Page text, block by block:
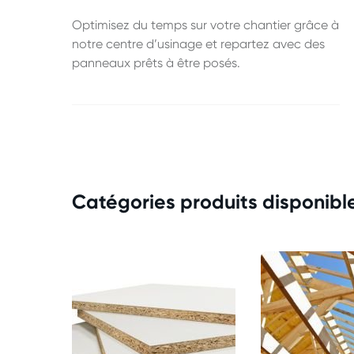
Optimisez du temps sur votre chantier grâce à
notre centre d’usinage et repartez avec des
panneaux prêts à être posés.
Catégories produits